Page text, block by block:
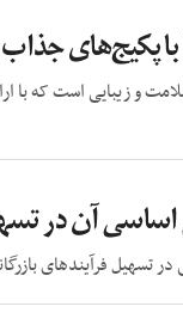
پکیج‌های
و زیبایی است که با
آن در
تسهیل فرآیندهای